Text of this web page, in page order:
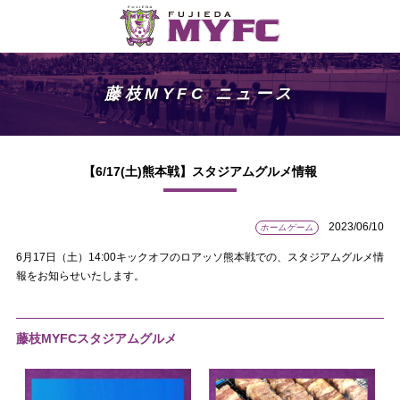
藤枝MYFC ニュース
【6/17(土)熊本戦】スタジアムグルメ情報
ホームゲーム 2023/06/10
6月17日（土）14:00キックオフのロアッソ熊本戦での、スタジアムグルメ情
報をお知らせいたします。
藤枝MYFCスタジアムグルメ